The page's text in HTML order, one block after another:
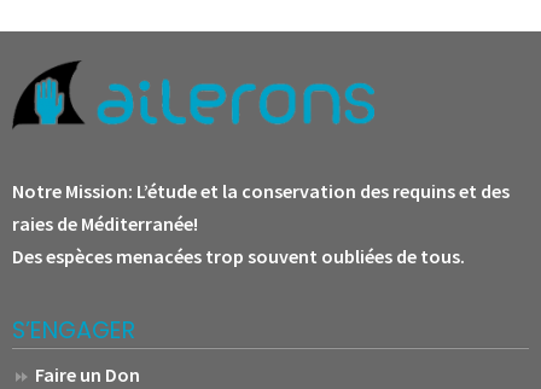
Notre Mission: L’étude et la conservation des requins et des
raies de Méditerranée!
Des espèces menacées trop souvent oubliées de tous.
S’ENGAGER
Faire un Don